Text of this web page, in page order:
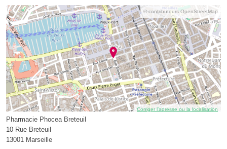
© contributeurs OpenStreetMap
Corriger l’adresse ou la localisation
Pharmacie Phocea Breteuil
10 Rue Breteuil
13001 Marseille